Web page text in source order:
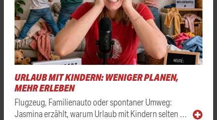
URLAUB MIT KINDERN: WENIGER PLANEN,
MEHR ERLEBEN
Flugzeug, Familienauto oder spontaner Umweg:
Jasmina erzählt, warum Urlaub mit Kindern selten …